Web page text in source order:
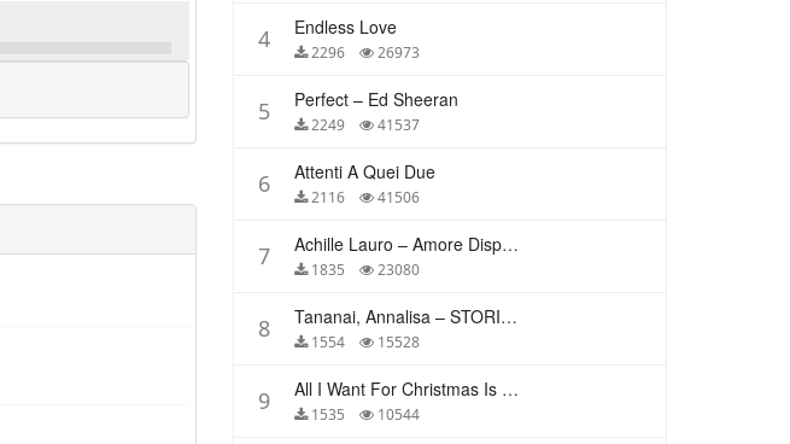
4 Endless Love
2296 26973
5 Perfect – Ed Sheeran
2249 41537
6 Attenti A Quei Due
2116 41506
7 Achille Lauro – Amore Disperato
1835 23080
8 Tananai, Annalisa – STORIE BREVI
1554 15528
9 All I Want For Christmas Is You – Mariah Carey
1535 10544